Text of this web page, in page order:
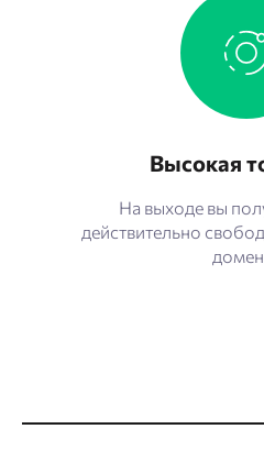
Высокая
На выходе вы
действительно